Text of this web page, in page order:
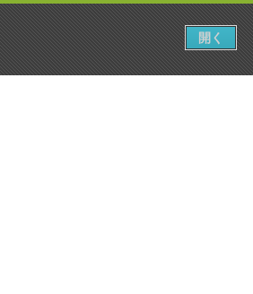
開く